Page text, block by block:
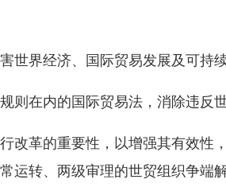
界经济、国际贸易发展及可持续
在内的国际贸易法，消除违反世
革的重要性，以增强其有效性
运转、两级审理的世贸组织争端解